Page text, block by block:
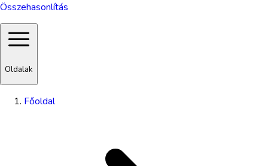
Összehasonlítás
Oldalak
Főoldal